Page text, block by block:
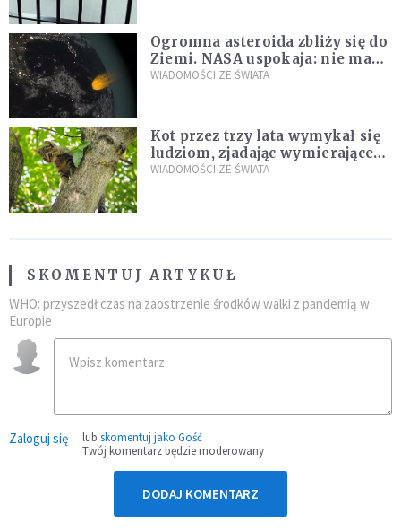
Ogromna asteroida zbliży się do
Ziemi. NASA uspokaja: nie ma
zagrożenia
WIADOMOŚCI ZE ŚWIATA
Kot przez trzy lata wymykał się
ludziom, zjadając wymierające
kaczki. W końcu popełnił
WIADOMOŚCI ZE ŚWIATA
SKOMENTUJ ARTYKUŁ
WHO: przyszedł czas na zaostrzenie środków walki z pandemią w
Europie
Zaloguj się lub skomentuj jako Gość
Twój komentarz będzie moderowany
DODAJ KOMENTARZ